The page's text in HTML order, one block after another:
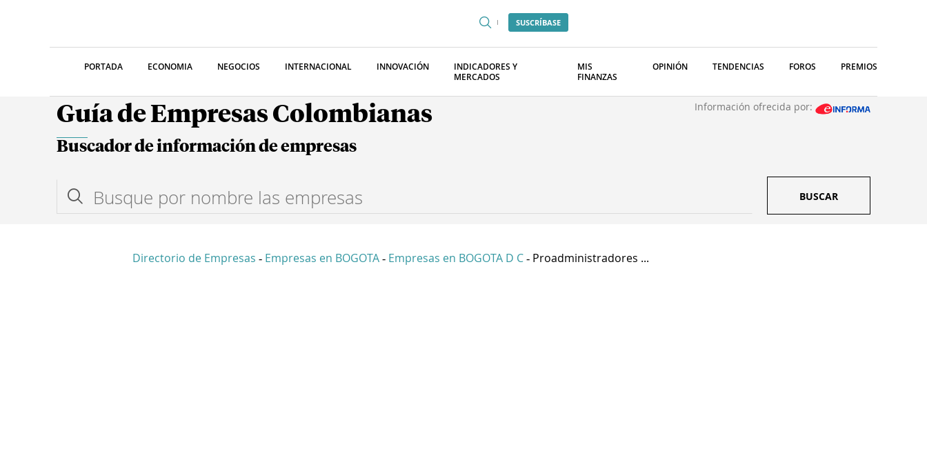
SUSCRÍBASE
PORTADA ECONOMIA NEGOCIOS INTERNACIONAL INNOVACIÓN
INDICADORES Y
MERCADOS
MIS
FINANZAS
OPINIÓN TENDENCIAS FOROS PREMIOS
Guía de Empresas Colombianas Información ofrecida por:
Buscador de información de empresas
BUSCAR
Directorio de Empresas - Empresas en BOGOTA - Empresas en BOGOTA D C - Proadministradores ...